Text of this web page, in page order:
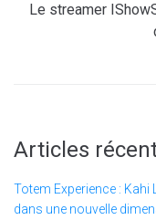
Le streamer
Articles
Totem Experience :
dans une nouvelle